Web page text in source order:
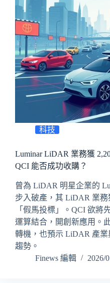
科技
Luminar LiDAR 業務獲
QCI 能否成功收購？
曾為 LiDAR 明星企業的
步入破產，其 LiDAR 業務
「假馬投標」。QCI 欲將
運算結合，開創新應用。
轉機，也預示 LiDAR 產
趨勢。
Finews 編輯
2026/